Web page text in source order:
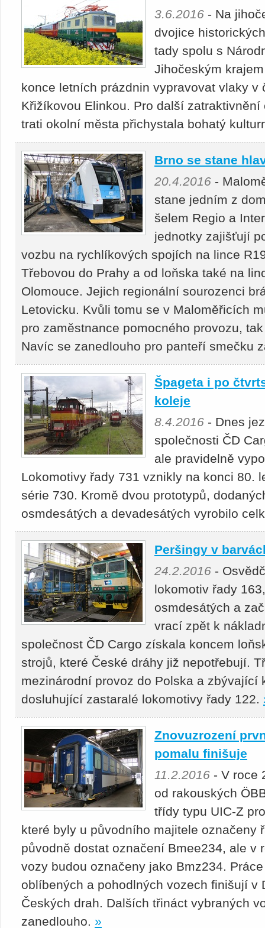
3.6.2016 - Na
dvojice
tady spolu s
Jihočeským
konce letních prázdnin vypravovat vlaky v
Křižíkovou Elinkou. Pro další
trati okolní města přichystala bohatý
Brno se stane
20.4.2016 -
stane jedním z
šelem Regio a
jednotky zajišťují
vozbu na rychlíkových spojích na lince
Třebovou do Prahy a od loňska také na
Olomouce. Jejich regionální sourozenci
Letovicku. Kvůli tomu se v Maloměřicích
pro zaměstnance pomocného provozu,
Navíc se zanedlouho pro panteří smečku
Špageta i po
koleje
8.4.2016 - Dnes
společnosti ČD
ale pravidelně
Lokomotivy řady 731 vznikly na konci 80.
série 730. Kromě dvou prototypů,
osmdesátých a devadesátých vyrobilo
Peršingy v
24.2.2016 -
lokomotiv řady
osmdesátých a
vrací zpět k
společnost ČD Cargo získala koncem
strojů, které České dráhy již nepotřebují.
mezinárodní provoz do Polska a zbývající
dosluhující zastaralé lokomotivy řady 122.
Znovuzrození
pomalu finišuje
11.2.2016 - V roce
od rakouských
třídy typu UIC-Z
které byly u původního majitele označeny
původně dostat označení Bmee234, ale v
vozy budou označeny jako Bmz234.
oblíbených a pohodlných vozech finišují v
Českých drah. Dalších třináct vybraných
zanedlouho. »